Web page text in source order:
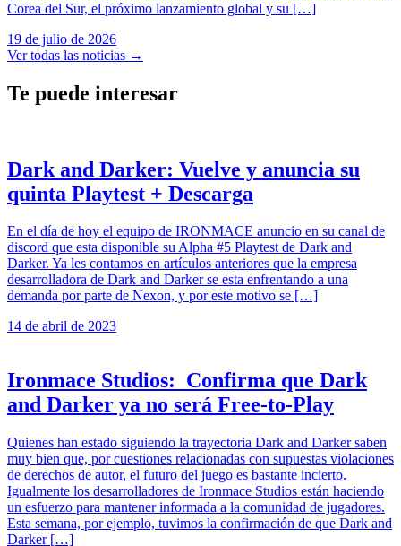
Corea del Sur, el próximo lanzamiento global y su […]
19 de julio de 2026
Ver todas las noticias →
Te puede interesar
Dark and Darker: Vuelve y anuncia su
quinta Playtest + Descarga
En el día de hoy el equipo de IRONMACE anuncio en su canal de
discord que esta disponible su Alpha #5 Playtest de Dark and
Darker. Ya les contamos en artículos anteriores que la empresa
desarrolladora de Dark and Darker se esta enfrentando a una
demanda por parte de Nexon, y por este motivo se […]
14 de abril de 2023
Ironmace Studios: Confirma que Dark
and Darker ya no será Free-to-Play
Quienes han estado siguiendo la trayectoria Dark and Darker saben
muy bien que, por cuestiones relacionadas con supuestas violaciones
de derechos de autor, el futuro del juego es bastante incierto.
Igualmente los desarrolladores de Ironmace Studios están haciendo
un esfuerzo para mantener informada a la comunidad de jugadores.
Esta semana, por ejemplo, tuvimos la confirmación de que Dark and
Darker […]